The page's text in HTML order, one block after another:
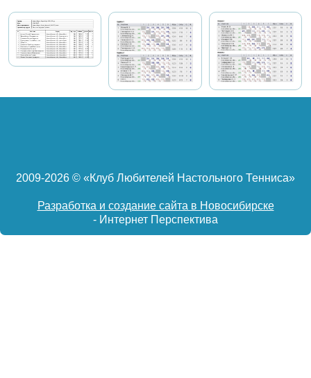
2009-2026 © «Клуб Любителей Настольного Тенниса»
Разработка и создание сайта в Новосибирске
- Интернет Перспектива